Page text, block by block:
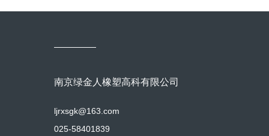
南京绿金人橡塑高科有限公司
ljrxsgk@163.com
025-58401839